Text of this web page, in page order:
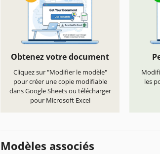
Obtenez votre document
Cliquez sur "Modifier le modèle"
pour créer une copie modifiable
dans Google Sheets ou télécharger
pour Microsoft Excel
les
Modèles associés